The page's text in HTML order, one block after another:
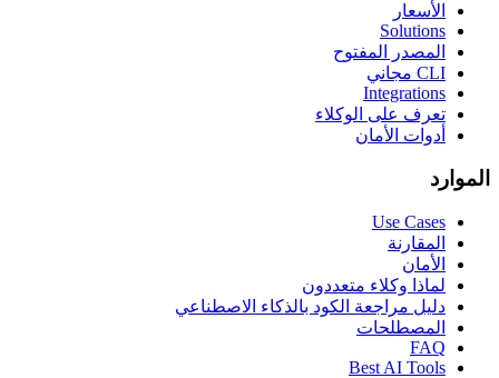
الأسعار
Solutions
المصدر المفتوح
CLI مجاني
Integrations
تعرف على الوكلاء
أدوات الأمان
الموارد
Use Cases
المقارنة
الأمان
لماذا وكلاء متعددون
دليل مراجعة الكود بالذكاء الاصطناعي
المصطلحات
FAQ
Best AI Tools